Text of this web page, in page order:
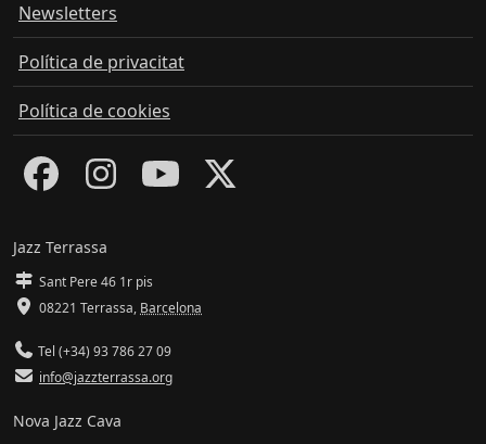
Newsletters
Política de privacitat
Política de cookies
Jazz Terrassa
Sant Pere 46 1r pis
08221 Terrassa, Barcelona
Tel (+34) 93 786 27 09
info@jazzterrassa.org
Nova Jazz Cava